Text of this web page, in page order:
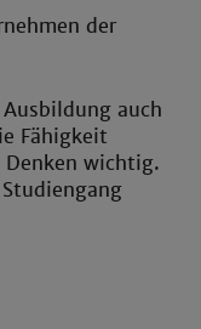
der
auch
Fähigkeit
wichtig.